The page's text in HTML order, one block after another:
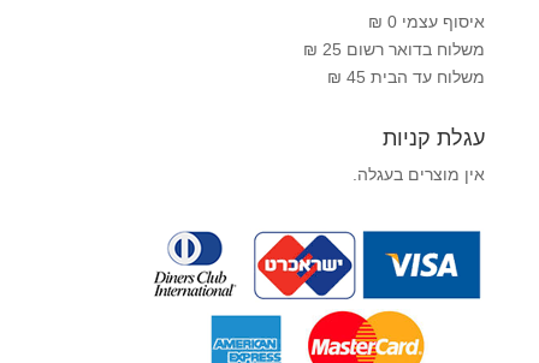
איסוף עצמי 0 ₪
משלוח בדואר רשום 25 ₪
משלוח עד הבית 45 ₪
עגלת קניות
אין מוצרים בעגלה.